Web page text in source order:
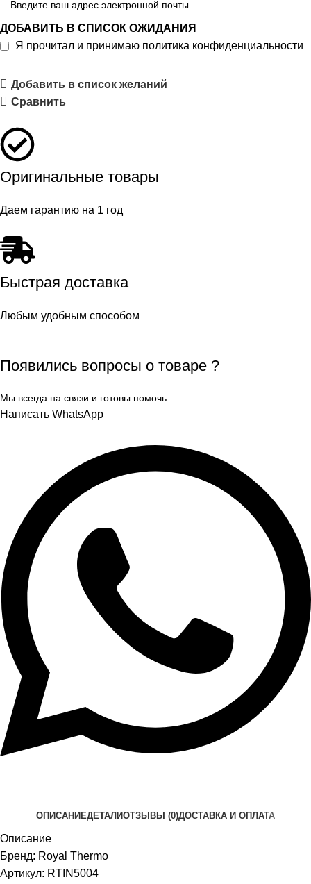
ДОБАВИТЬ В СПИСОК ОЖИДАНИЯ
Я прочитал и принимаю политика конфиденциальности
Добавить в список желаний
Сравнить
Оригинальные товары
Даем гарантию на 1 год
Быстрая доставка
Любым удобным способом
Появились вопросы о товаре ?
Мы всегда на связи и готовы помочь
Написать WhatsApp
ОПИСАНИЕДЕТАЛИОТЗЫВЫ (0)ДОСТАВКА И ОПЛАТА
Описание
Бренд: Royal Thermo
Артикул: RTIN5004